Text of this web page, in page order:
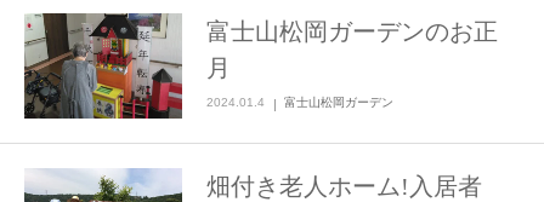
富士山松岡ガーデンのお正
月
2024.01.4 富士山松岡ガーデン
畑付き老人ホーム!入居者